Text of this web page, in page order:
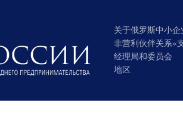
关于俄罗斯中小企
非营利伙伴关系«
经理局和委员会
地区